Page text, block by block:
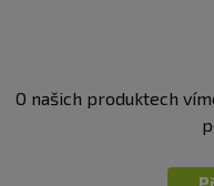
O našich produktech